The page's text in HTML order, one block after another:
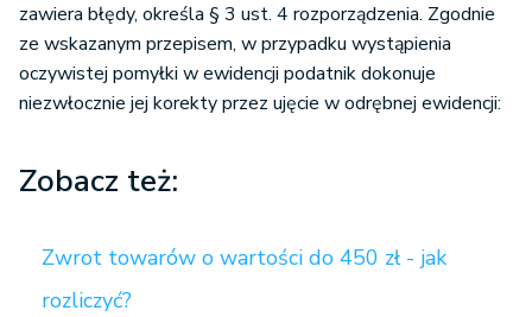
zawiera błędy, określa § 3 ust. 4 rozporządzenia. Zgodnie
ze wskazanym przepisem, w przypadku wystąpienia
oczywistej pomyłki w ewidencji podatnik dokonuje
niezwłocznie jej korekty przez ujęcie w odrębnej ewidencji:
Zobacz też:
Zwrot towarów o wartości do 450 zł - jak
rozliczyć?